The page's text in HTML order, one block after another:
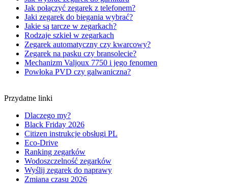
Jak połączyć zegarek z telefonem?
Jaki zegarek do biegania wybrać?
Jakie są tarcze w zegarkach?
Rodzaje szkieł w zegarkach
Zegarek automatyczny czy kwarcowy?
Zegarek na pasku czy bransolecie?
Mechanizm Valjoux 7750 i jego fenomen
Powłoka PVD czy galwaniczna?
Przydatne linki
Dlaczego my?
Black Friday 2026
Citizen instrukcje obsługi PL
Eco-Drive
Ranking zegarków
Wodoszczelność zegarków
Wyślij zegarek do naprawy
Zmiana czasu 2026